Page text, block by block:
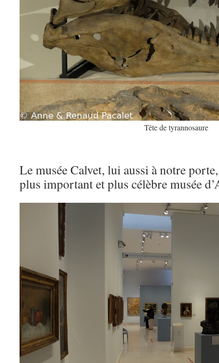
Tête de tyrannosaure
Le musée Calvet, lui aussi à notre
plus important et plus célèbre musée